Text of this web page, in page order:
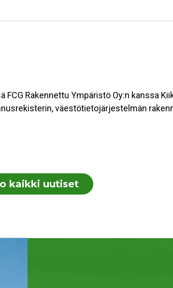
Rakennettu Ympäristö Oy:n kanssa
väestötietojärjestelmän
kaikki uutiset